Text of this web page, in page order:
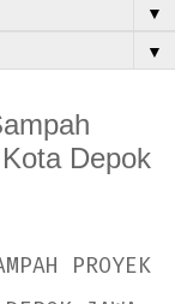
▼
▼
Depok
PROYEK